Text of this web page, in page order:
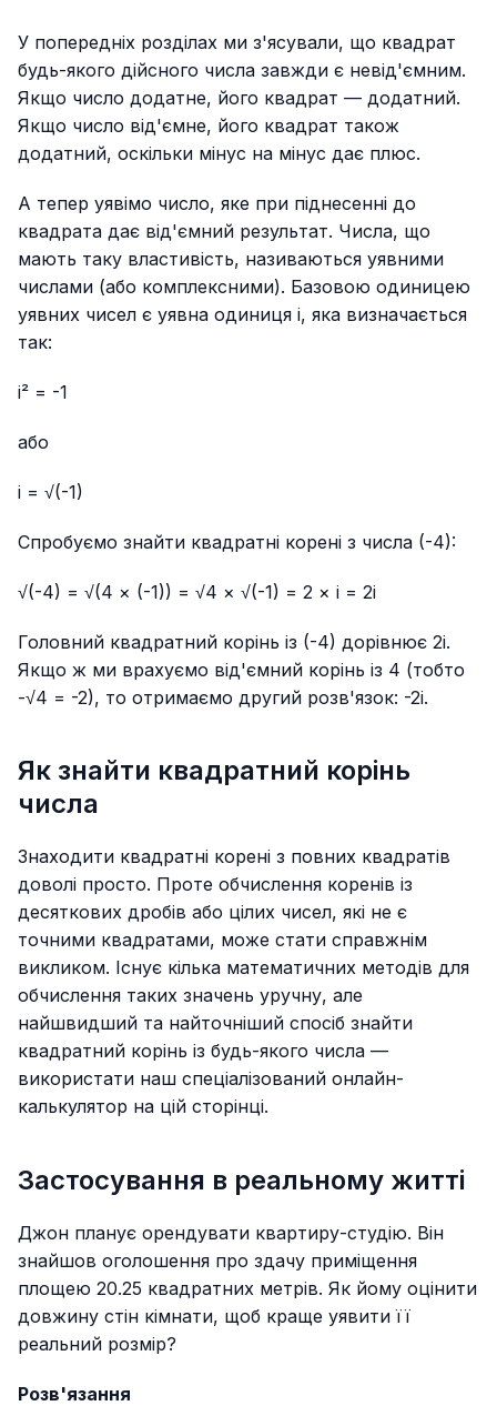
У попередніх розділах ми з'ясували, що квадрат
будь-якого дійсного числа завжди є невід'ємним.
Якщо число додатне, його квадрат — додатний.
Якщо число від'ємне, його квадрат також
додатний, оскільки мінус на мінус дає плюс.
А тепер уявімо число, яке при піднесенні до
квадрата дає від'ємний результат. Числа, що
мають таку властивість, називаються уявними
числами (або комплексними). Базовою одиницею
уявних чисел є уявна одиниця i, яка визначається
так:
i² = -1
або
i = √(-1)
Спробуємо знайти квадратні корені з числа (-4):
√(-4) = √(4 × (-1)) = √4 × √(-1) = 2 × i = 2i
Головний квадратний корінь із (-4) дорівнює 2i.
Якщо ж ми врахуємо від'ємний корінь із 4 (тобто
-√4 = -2), то отримаємо другий розв'язок: -2i.
Як знайти квадратний корінь
числа
Знаходити квадратні корені з повних квадратів
доволі просто. Проте обчислення коренів із
десяткових дробів або цілих чисел, які не є
точними квадратами, може стати справжнім
викликом. Існує кілька математичних методів для
обчислення таких значень уручну, але
найшвидший та найточніший спосіб знайти
квадратний корінь із будь-якого числа —
використати наш спеціалізований онлайн-
калькулятор на цій сторінці.
Застосування в реальному житті
Джон планує орендувати квартиру-студію. Він
знайшов оголошення про здачу приміщення
площею 20.25 квадратних метрів. Як йому оцінити
довжину стін кімнати, щоб краще уявити її
реальний розмір?
Розв'язання